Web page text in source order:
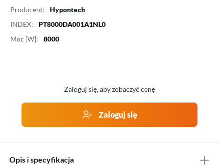
Producent:
Hypontech
INDEX:
PT8000DA001A1NL0
Moc [W]:
8000
Zaloguj się, aby zobaczyć cenę
Zaloguj się
Opis i specyfikacja